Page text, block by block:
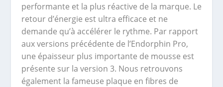
performante et la plus réactive de la marque. Le
retour d’énergie est ultra efficace et ne
demande qu’à accélérer le rythme. Par rapport
aux versions précédente de l’Endorphin Pro,
une épaisseur plus importante de mousse est
présente sur la version 3. Nous retrouvons
également la fameuse plaque en fibres de